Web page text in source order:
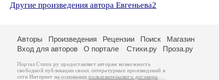
Другие произведения автора Евгеньева2
Авторы Произведения Рецензии Поиск
Магазин
Вход для авторов
О портале Стихи.ру Проза.ру
Портал Стихи.ру предоставляет авторам возможность
свободной публикации своих литературных произведений в
сети Интернет на основаниипользовательского договора